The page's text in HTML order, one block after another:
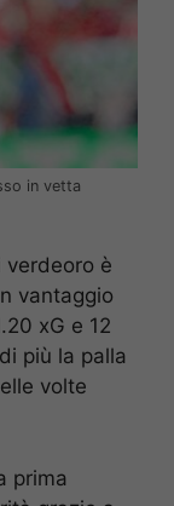
in vetta
verdeoro è
vantaggio
xG e 12
più la palla
volte
prima